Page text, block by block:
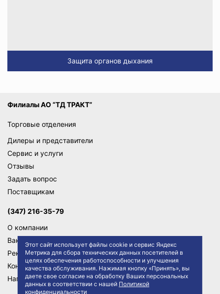
Этот сайт использует файлы cookie и сервис Яндекс
Метрика для сбора технических данных посетителей в
целях обеспечения работоспособности и улучшения
качества обслуживания. Нажимая кнопку «Принять», вы
даете свое согласие на обработку Ваших персональных
данных в соответствии с нашей Политикой
конфиденциальности
Защита органов дыхания
Филиалы АО “ТД ТРАКТ”
Торговые отделения
Дилеры и представители
Сервис и услуги
Отзывы
Задать вопрос
Поставщикам
(347) 216-35-79
О компании
Вакансии
Реквизиты
Контакты
Написать директору